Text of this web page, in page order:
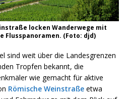
locken Wanderwege mit
Flusspanoramen. (Foto: djd)
sind weit über die Landesgrenzen
Tropfen bekannt, die
wie gemacht für aktive
Römische Weinstraße etwa